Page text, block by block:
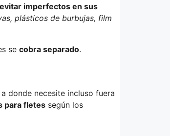
evitar imperfectos en sus
plásticos de burbujas, film
se cobra separado.
donde necesite incluso fuera
para fletes según los